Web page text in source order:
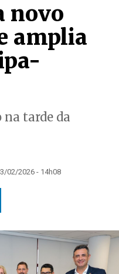
novo
amplia
tarde da
02/2026 - 14h08